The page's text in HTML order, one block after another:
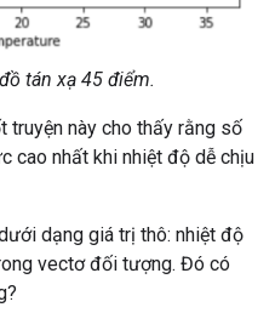
tán xạ 45 điểm.
truyện này cho thấy rằng số
cao nhất khi nhiệt độ dễ chịu
dạng giá trị thô: nhiệt độ
vectơ đối tượng. Đó có